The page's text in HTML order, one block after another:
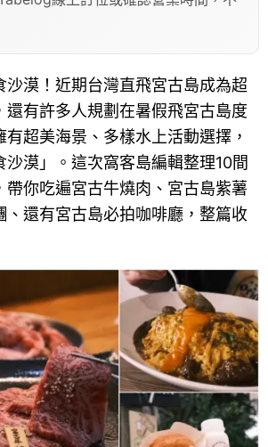
沙漠！近期台灣直飛宮古島成為超
還有許多人規劃在暑假飛宮古島度
超美海景、多樣水上活動選擇，
沙漠」。這次窩客島編輯整理10間
帶你吃遍宮古牛燒肉、宮古島紫薯
、還有宮古島必拍咖啡廳，整篇收